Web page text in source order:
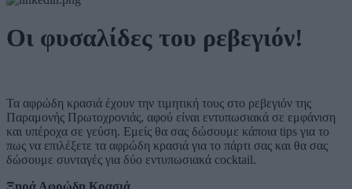
Οι φυσαλίδες του ρεβεγιόν!
Τα αφρώδη κρασιά έχουν την τιμητική τους στο ρεβεγιόν της
Παραμονής Πρωτοχρονιάς, αφού είναι εντυπωσιακά σε εμφάνιση
και υπέροχα σε γεύση. Εμείς θα σας δώσουμε κάποια tips για το
πως να επιλέξετε τα αφρώδη κρασιά για το πάρτι σας και θα σας
δώσουμε συνταγές για δύο εντυπωσιακά cocktail.
Ξηρά Αφρώδη Κρασιά